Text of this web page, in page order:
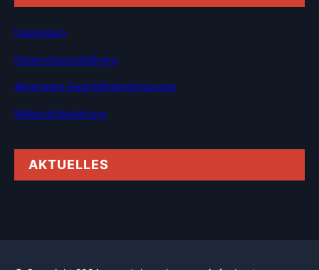
Impressum
Datenschutzerklärung
Allgemeine Geschäftsbedingungen
Widerrufsbelehrung
AKTUELLES